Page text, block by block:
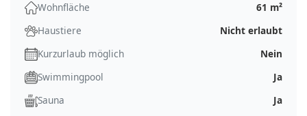
Wohnfläche
61 m²
Haustiere
Nicht erlaubt
Kurzurlaub möglich
Nein
Swimmingpool
Ja
Sauna
Ja